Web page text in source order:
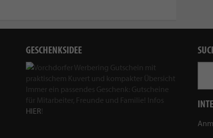
GESCHENKSIDEE
Immer ein passendes Geschenk: Gutscheine
für Mitarbeiter, Freunde und Familie! Infos
HIER!